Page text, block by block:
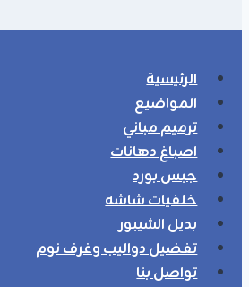
الرئيسية
المواضيع
ترميم مباني
اصباغ دهانات
جبس بورد
خلفيات شاشه
بديل الشيبور
تفضيل دواليب وغرف نوم
تواصل بنا